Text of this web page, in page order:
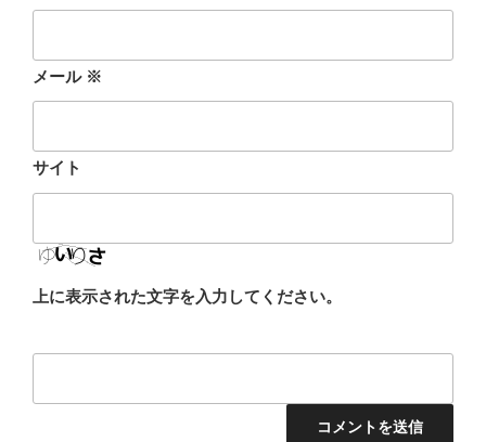
メール ※
サイト
上に表示された文字を入力してください。